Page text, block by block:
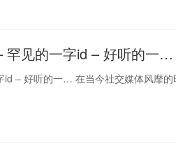
罕见的一字id – 好听的一…
– 好听的一… 在当今社交媒体风靡